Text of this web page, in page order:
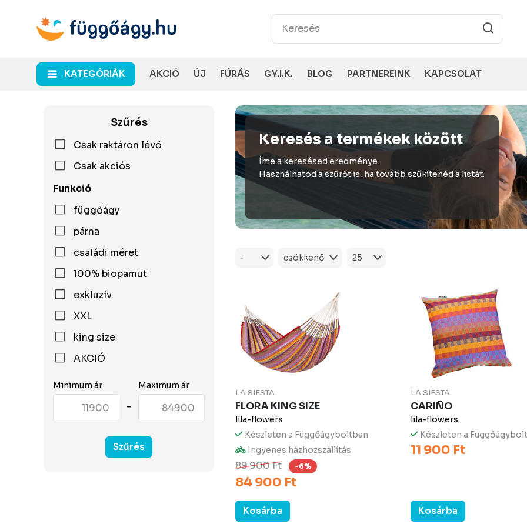
KATEGÓRIÁK AKCIÓ ÚJ FÚRÁS GY.I.K. BLOG PARTNEREINK KAPCSOLAT
Szűrés
Csak raktáron lévő
Csak akciós
Funkció
függőágy
párna
családi méret
100% biopamut
exkluzív
XXL
king size
AKCIÓ
Minimum ár
-
Maximum ár
Szűrés
Keresés a termékek között
Íme a keresésed eredménye.
Használhatod a szűrőt is, ha tovább szűkítenéd a listát.
LA SIESTA
FLORA KING SIZE
lila-flowers
Készleten a Függőágyboltban
Ingyenes házhozszállítás
89 900 Ft -6%
84 900 Ft
Kosárba
LA SIESTA
CARIÑO
lila-flowers
Készleten a
11 900 Ft
Kosárba